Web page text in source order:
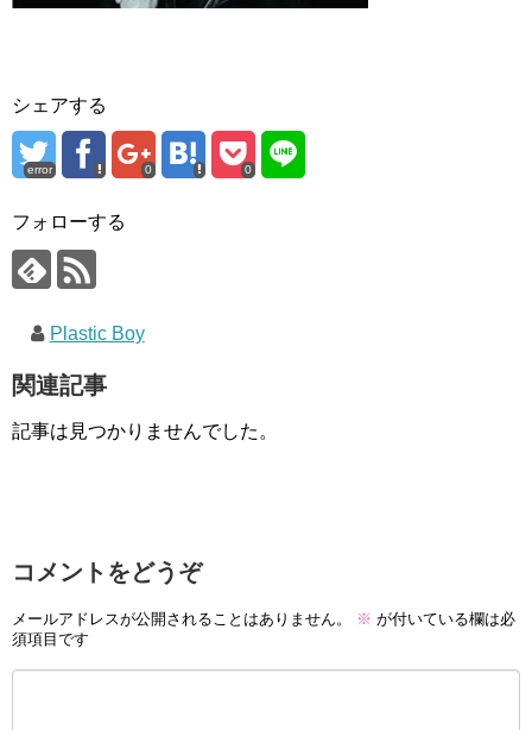
シェアする
error 0 0
フォローする
Plastic Boy
関連記事
記事は見つかりませんでした。
コメントをどうぞ
メールアドレスが公開されることはありません。 ※ が付いている欄は必
須項目です